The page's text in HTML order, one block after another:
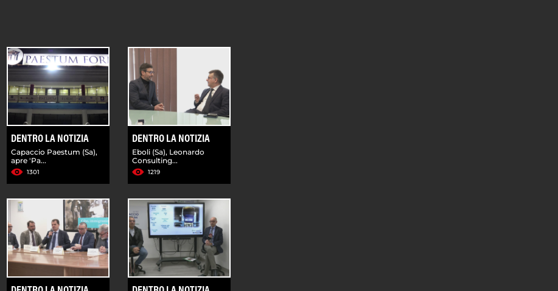
DENTRO LA NOTIZIA
Capaccio Paestum (Sa),
apre 'Pa...
1301
DENTRO LA NOTIZIA
Eboli (Sa), Leonardo
Consulting...
1219